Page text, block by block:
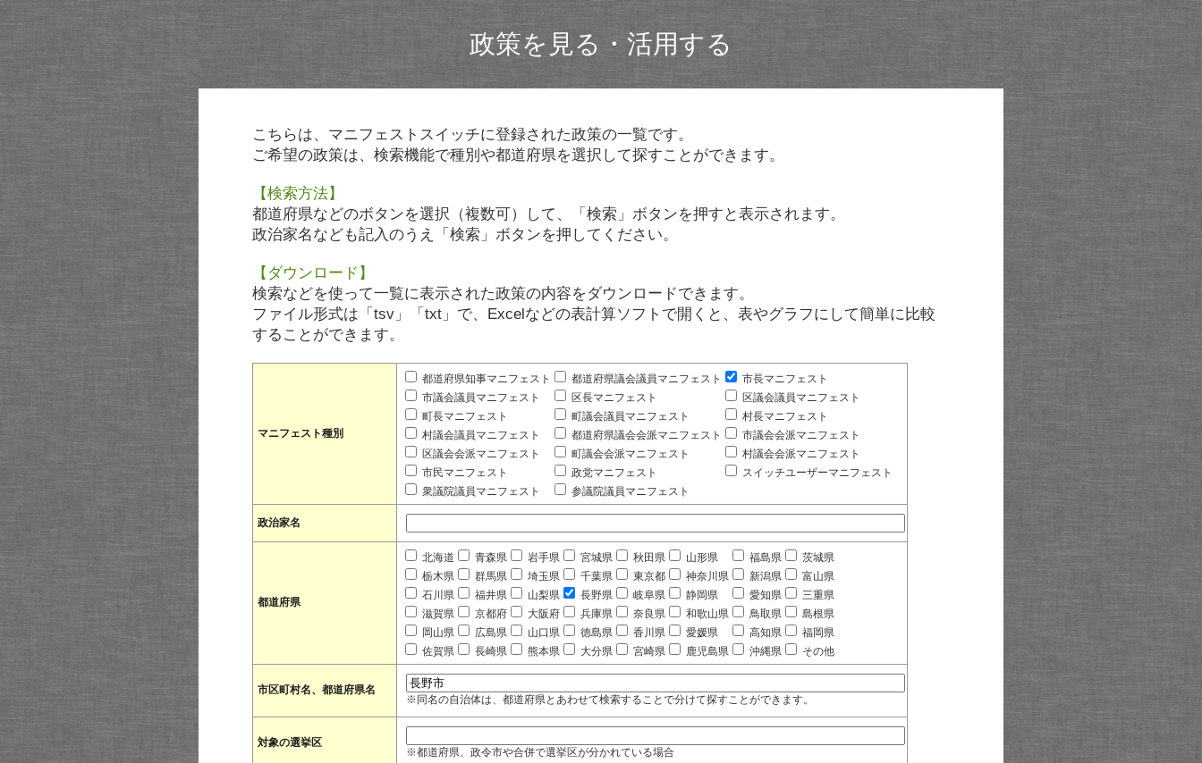
政策を見る・活用する
こちらは、マニフェストスイッチに登録された政策の一覧です。
ご希望の政策は、検索機能で種別や都道府県を選択して探すことができます。
【検索方法】
都道府県などのボタンを選択（複数可）して、「検索」ボタンを押すと表示されます。
政治家名なども記入のうえ「検索」ボタンを押してください。
【ダウンロード】
検索などを使って一覧に表示された政策の内容をダウンロードできます。
ファイル形式は「tsv」「txt」で、Excelなどの表計算ソフトで開くと、表やグラフにして簡単に比較
することができます。
マニフェスト種別
都道府県知事マニフェスト 都道府県議会議員マニフェスト
市長マニフェスト
市議会議員マニフェスト
区長マニフェスト
区議会議員マニフェスト
町長マニフェスト
町議会議員マニフェスト
村長マニフェスト
村議会議員マニフェスト
都道府県議会会派マニフェスト
市議会会派マニフェスト
区議会会派マニフェスト
町議会会派マニフェスト
村議会会派マニフェスト
市民マニフェスト
政党マニフェスト
スイッチユーザーマニフェスト
衆議院議員マニフェスト
参議院議員マニフェスト
政治家名
都道府県
北海道 青森県 岩手県 宮城県 秋田県 山形県 福島県
茨城県
栃木県
群馬県 埼玉県 千葉県 東京都 神奈川県 新潟県
富山県
石川県
福井県 山梨県 長野県 岐阜県 静岡県 愛知県
三重県
滋賀県
京都府 大阪府 兵庫県 奈良県 和歌山県 鳥取県
島根県
岡山県
広島県 山口県 徳島県 香川県 愛媛県 高知県
福岡県
佐賀県
長崎県 熊本県 大分県 宮崎県 鹿児島県 沖縄県 その他
市区町村名、都道府県名
※同名の自治体は、都道府県とあわせて検索することで分けて探すことができます。
対象の選挙区
※都道府県、政令市や合併で選挙区が分かれている場合